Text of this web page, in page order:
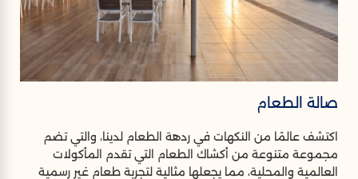
صالة الطعام
اكتشف عالمًا من النكهات في ردهة الطعام لدينا، والتي تضم
مجموعة متنوعة من أكشاك الطعام التي تقدم المأكولات
العالمية والمحلية، مما يجعلها مثالية لتجربة طعام غير رسمية